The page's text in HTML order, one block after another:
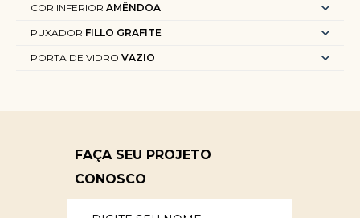
COR INFERIOR AMÊNDOA
PUXADOR FILLO GRAFITE
PORTA DE VIDRO VAZIO
FAÇA SEU PROJETO
CONOSCO